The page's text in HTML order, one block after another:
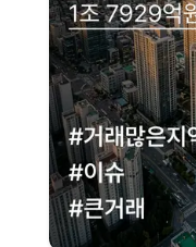
현재 네이버 지도 연결
이용에